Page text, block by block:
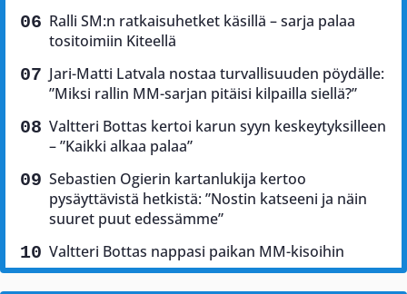
Ralli SM:n ratkaisuhetket käsillä – sarja palaa
tositoimiin Kiteellä
Jari-Matti Latvala nostaa turvallisuuden pöydälle:
”Miksi rallin MM-sarjan pitäisi kilpailla siellä?”
Valtteri Bottas kertoi karun syyn keskeytyksilleen
– ”Kaikki alkaa palaa”
Sebastien Ogierin kartanlukija kertoo
pysäyttävistä hetkistä: ”Nostin katseeni ja näin
suuret puut edessämme”
Valtteri Bottas nappasi paikan MM-kisoihin